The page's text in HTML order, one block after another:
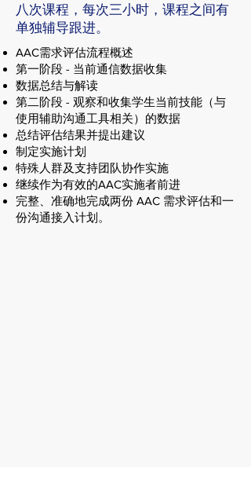
八次课程，每次三小时，课程之间有
单独辅导跟进。
AAC需求评估流程概述
第一阶段 - 当前通信数据收集
数据总结与解读
第二阶段 - 观察和收集学生当前技能（与
使用辅助沟通工具相关）的数据
总结评估结果并提出建议
制定实施计划
特殊人群及支持团队协作实施
继续作为有效的AAC实施者前进
完整、准确地完成两份 AAC 需求评估和一
份沟通接入计划。